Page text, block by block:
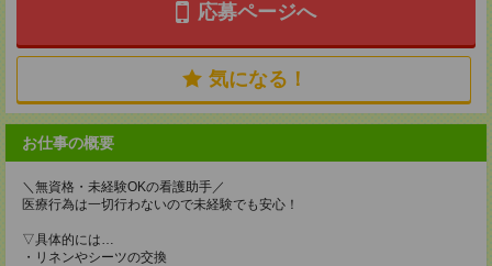
応募ページへ
気になる！
お仕事の概要
＼無資格・未経験OKの看護助手／
医療行為は一切行わないので未経験でも安心！
▽具体的には…
・リネンやシーツの交換